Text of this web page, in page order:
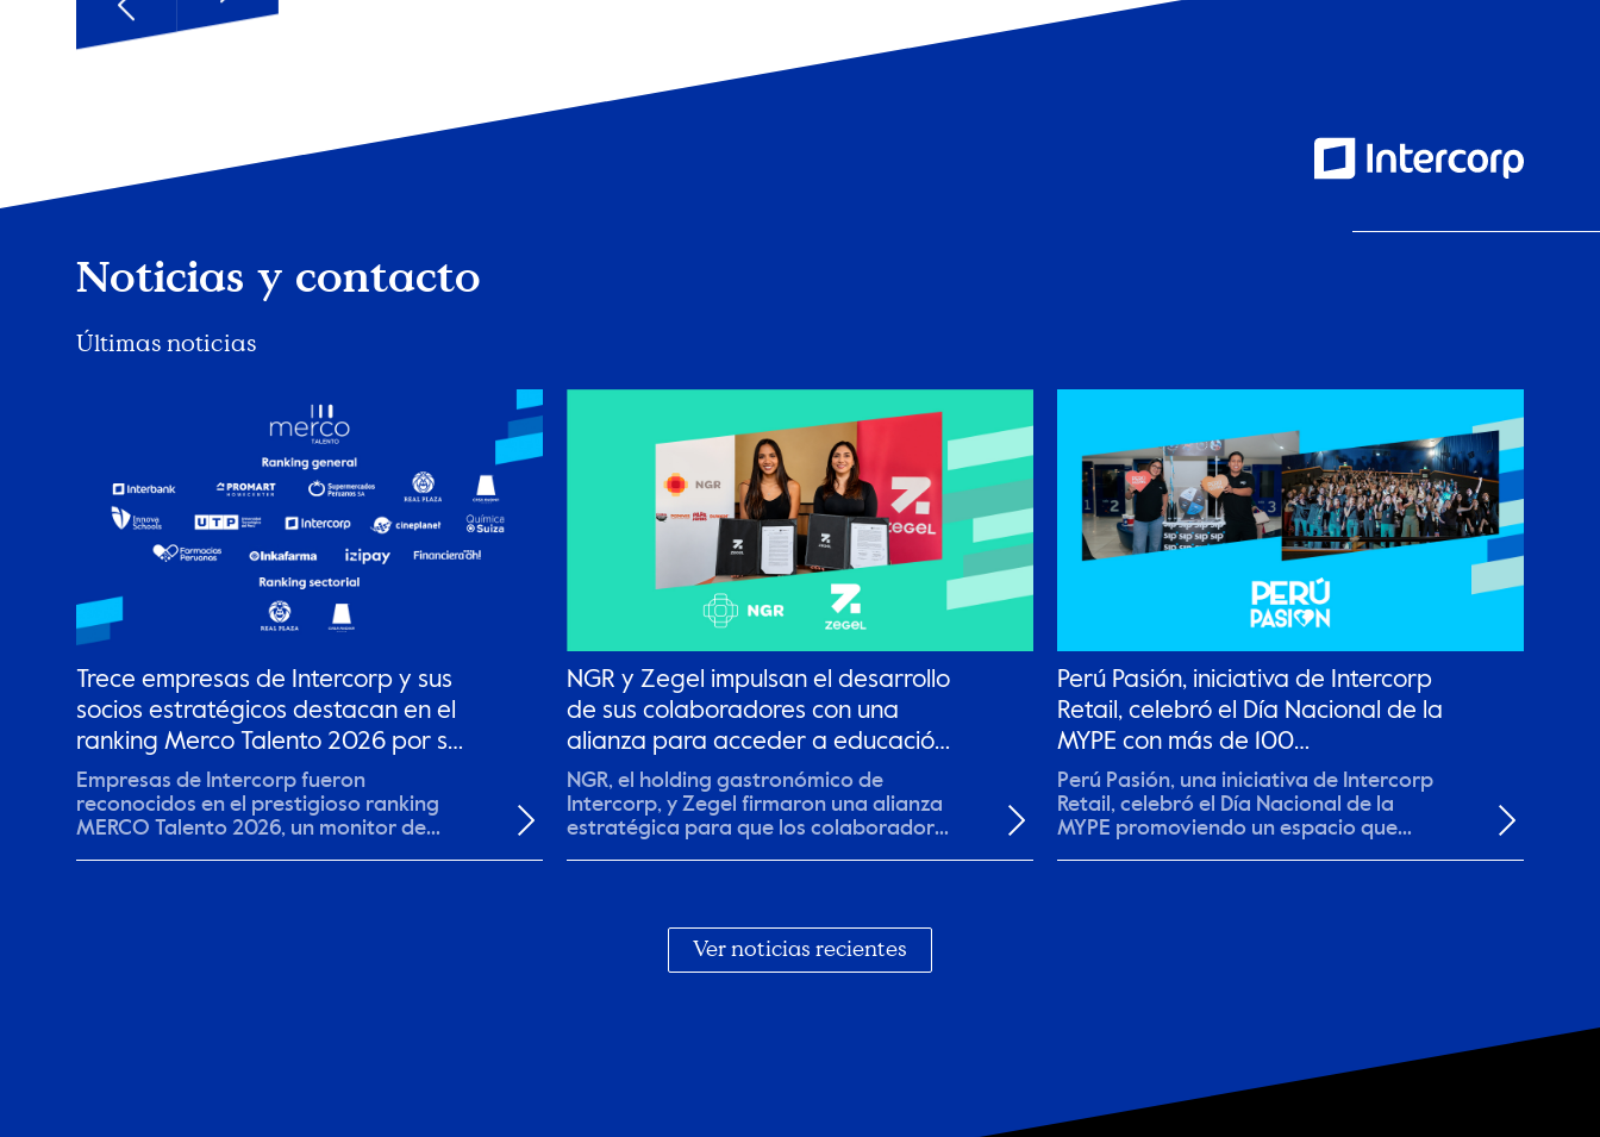
Noticias y contacto
Últimas noticias
Trece empresas de Intercorp y sus
socios estratégicos destacan en el
ranking Merco Talento 2026 por su
gestión de talento
Empresas de Intercorp fueron
reconocidos en el prestigioso ranking
MERCO Talento 2026, un monitor de
NGR y Zegel impulsan el desarrollo
de sus colaboradores con una
alianza para acceder a educación
superior
NGR, el holding gastronómico de
Intercorp, y Zegel firmaron una alianza
estratégica para que los colaboradores
Perú Pasión, iniciativa de Intercorp
Retail, celebró el Día Nacional de la
MYPE con más de 100
emprendedores
Perú Pasión, una iniciativa de Intercorp
Retail, celebró el Día Nacional de la
MYPE promoviendo un espacio que
Ver noticias recientes